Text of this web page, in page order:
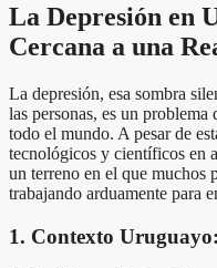
La Depresión en
Cercana a una
La depresión, esa sombra
las personas, es un problema
todo el mundo. A pesar de
tecnológicos y científicos en
un terreno en el que muchos
trabajando arduamente para
1. Contexto Uruguayo: